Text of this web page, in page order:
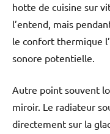
hotte de cuisine sur
l’entend, mais
le confort thermique
sonore potentielle.
Autre point souvent
miroir. Le radiateur
directement sur la